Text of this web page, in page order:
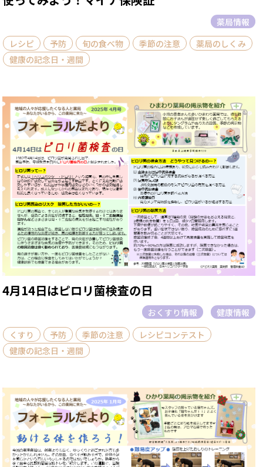
薬局情報
レシピ
予防 旬の食べ物 季節の注意
薬局のしくみ
健康の記念日・週間
4月14日はピロリ菌検査の日
おくすり情報
健康情報
くすり
予防 季節の注意
レシピコンテスト
健康の記念日・週間